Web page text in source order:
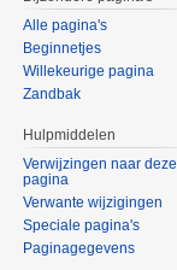
Alle pagina's
Beginnetjes
Willekeurige pagina
Zandbak
Hulpmiddelen
Verwijzingen naar deze
pagina
Verwante wijzigingen
Speciale pagina's
Paginagegevens